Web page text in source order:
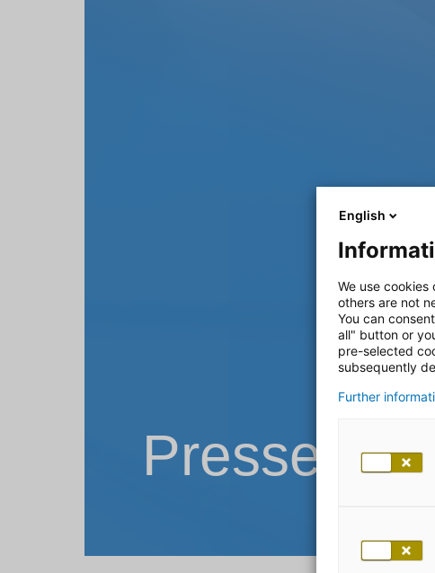
English
We use
others are not
You can
all" button or
pre-selected
subsequently
Further